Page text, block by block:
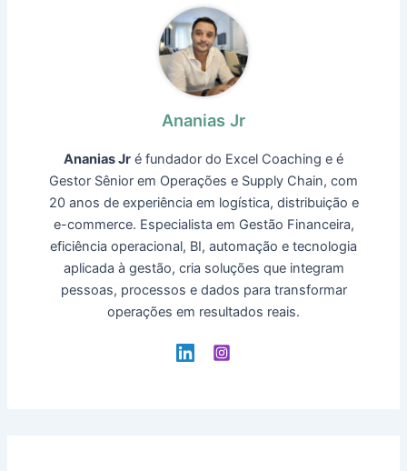
Ananias Jr
Ananias Jr é fundador do Excel Coaching e é
Gestor Sênior em Operações e Supply Chain, com
20 anos de experiência em logística, distribuição e
e-commerce. Especialista em Gestão Financeira,
eficiência operacional, BI, automação e tecnologia
aplicada à gestão, cria soluções que integram
pessoas, processos e dados para transformar
operações em resultados reais.